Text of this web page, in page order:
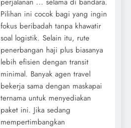
Pilihan ini cocok bagi yang ingin
fokus beribadah tanpa khawatir
soal logistik. Selain itu, rute
penerbangan haji plus biasanya
lebih efisien dengan transit
minimal. Banyak agen travel
bekerja sama dengan maskapai
ternama untuk menyediakan
paket ini. Jika sedang
mempertimbangkan